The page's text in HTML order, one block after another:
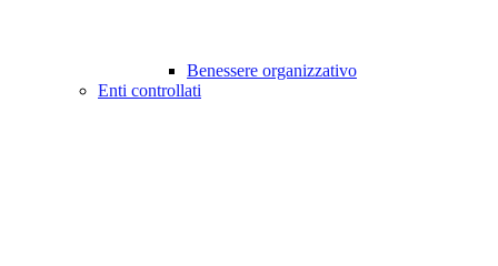
Benessere organizzativo
Enti controllati